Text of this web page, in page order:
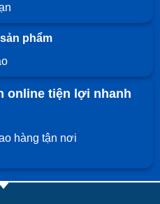
phẩm
online tiện lợi nhanh
hàng tận nơi